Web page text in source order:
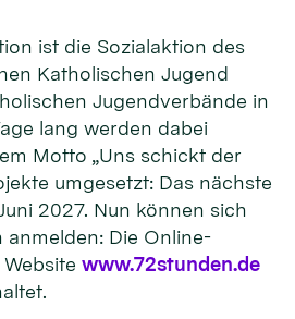
ist die Sozialaktion des
Katholischen Jugend
Jugendverbände in
lang werden dabei
Motto „Uns schickt der
umgesetzt: Das nächste
2027. Nun können sich
Die Online-
www.72stunden.de